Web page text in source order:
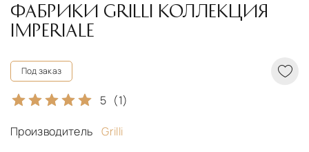
ФАБРИКИ GRILLI КОЛЛЕКЦИЯ
IMPERIALE
Под заказ
5 (1)
Производитель
Grilli